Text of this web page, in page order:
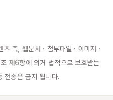
즉, 웹문서 · 첨부파일 · 이미지 ·
제6항에 의거 법적으로 보호받는
전송은 금지 됩니다.